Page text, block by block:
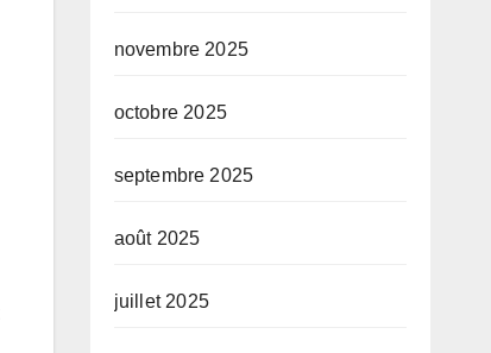
novembre 2025
octobre 2025
septembre 2025
août 2025
juillet 2025